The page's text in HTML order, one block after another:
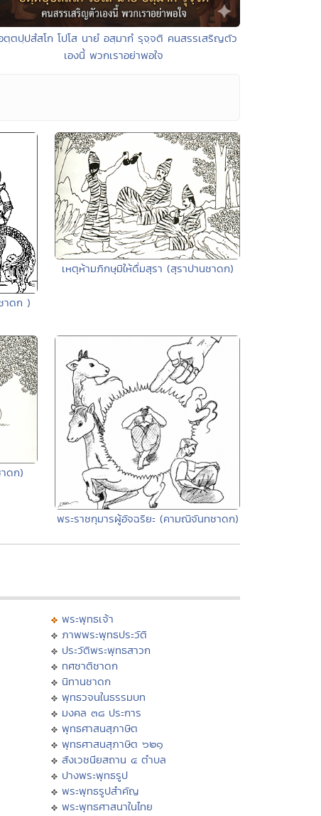
ตฺตปฺปสํสโก โปโส นายํ อสฺมากํ รุจฺจติ คนสรรเสริญตัว
เองนี้ พวกเราอย่าพอใจ
าดก )
เหตุห้ามภิกษุมิให้ดื่มสุรา (สุราปานชาดก)
ดก)
พระราชกุมารผู้อัจฉริยะ (คามณิจันทชาดก)
พระพุทธเจ้า
ภาพพระพุทธประวัติ
ประวัติพระพุทธสาวก
ทศชาติชาดก
นิทานชาดก
พุทธวจนในธรรมบท
มงคล ๓๘ ประการ
พุทธศาสนสุภาษิต
พุทธศาสนสุภาษิต ๖๒๑
สังเวชนียสถาน ๔ ตำบล
ปางพระพุทธรูป
พระพุทธรูปสำคัญ
พระพุทธศาสนาในไทย